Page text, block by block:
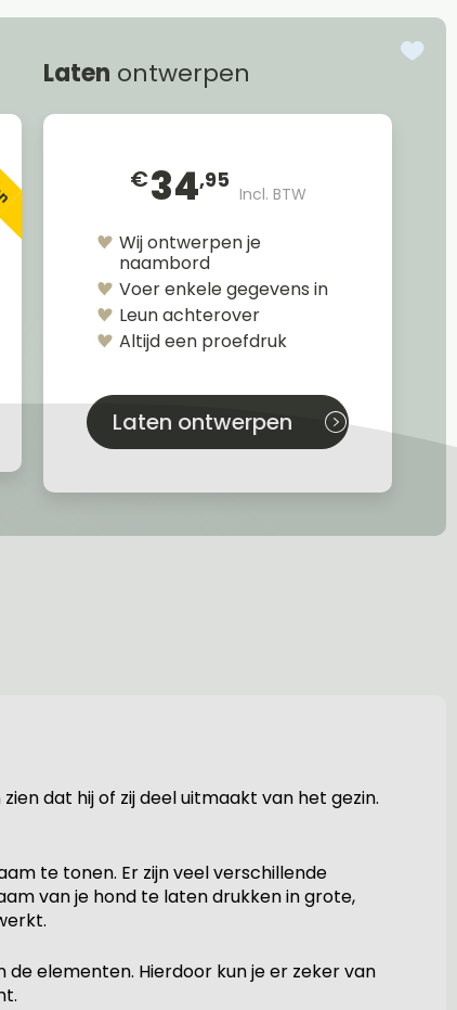
Laten ontwerpen
€34,95
Incl. BTW
Wij ontwerpen je
naambord
Voer enkele gegevens in
Leun achterover
Altijd een proefdruk
Laten ontwerpen
dat hij of zij deel uitmaakt van het gezin.
te tonen. Er zijn veel verschillende
van je hond te laten drukken in grote,
elementen. Hierdoor kun je er zeker van